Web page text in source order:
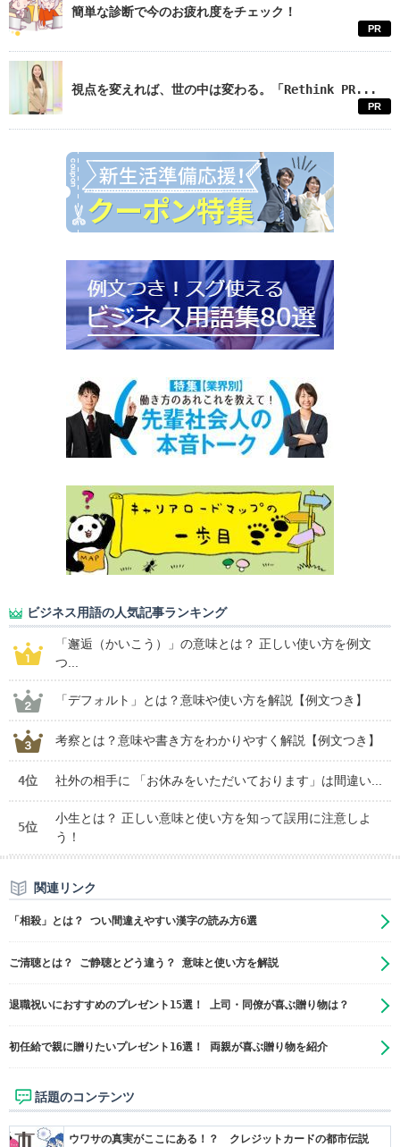
簡単な診断で今のお疲れ度をチェック！
PR
視点を変えれば、世の中は変わる。「Rethink PR...
PR
ビジネス用語の人気記事ランキング
「邂逅（かいこう）」の意味とは？ 正しい使い方を例文
つ...
「デフォルト」とは？意味や使い方を解説【例文つき】
考察とは？意味や書き方をわかりやすく解説【例文つき】
4位 社外の相手に 「お休みをいただいております」は間違い...
5位
小生とは？ 正しい意味と使い方を知って誤用に注意しよ
う！
関連リンク
「相殺」とは？ つい間違えやすい漢字の読み方6選
ご清聴とは？ ご静聴とどう違う？ 意味と使い方を解説
退職祝いにおすすめのプレゼント15選！ 上司・同僚が喜ぶ贈り物は？
初任給で親に贈りたいプレゼント16選！ 両親が喜ぶ贈り物を紹介
話題のコンテンツ
ウワサの真実がここにある！？ クレジットカードの都市伝説